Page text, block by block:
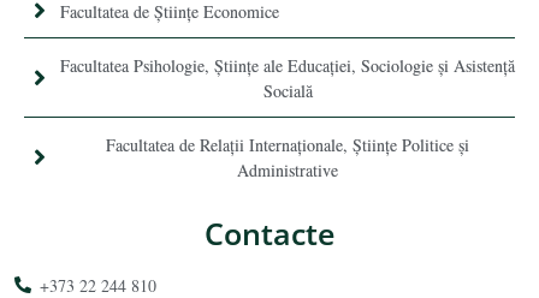
Facultatea de Științe Economice
Facultatea Psihologie, Ştiinţe ale Educaţiei, Sociologie și Asistență
Socială
Facultatea de Relaţii Internaţionale, Ştiinţe Politice şi
Administrative
Contacte
+373 22 244 810